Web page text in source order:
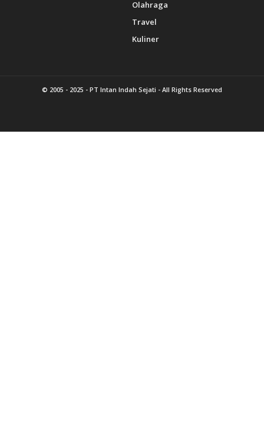
Olahraga
Travel
Kuliner
© 2005 - 2025 - PT Intan Indah Sejati - All Rights Reserved